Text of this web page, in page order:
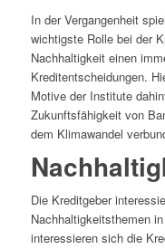
In der Vergangenheit
wichtigste Rolle bei der
Nachhaltigkeit einen
Kreditentscheidungen.
Motive der Institute
Zukunftsfähigkeit von
dem Klimawandel
Die Kreditgeber
Nachhaltigkeitsthemen
interessieren sich die